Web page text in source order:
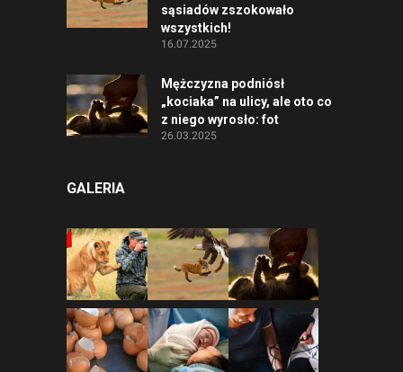
sąsiadów zszokowało
wszystkich!
16.07.2025
Mężczyzna podniósł
„kociaka” na ulicy, ale oto co
z niego wyrosło: fot
26.03.2025
GALERIA